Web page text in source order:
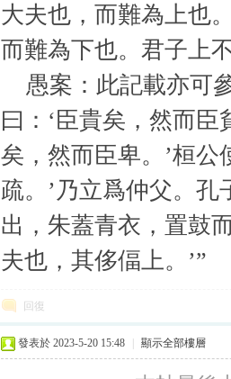
大夫也，而難為上也
而難為下也。君子上
愚案：此記載亦可
曰：‘臣貴矣，然而臣
矣，然而臣卑。’桓公
疏。’乃立爲仲父。孔
出，朱蓋青衣，置鼓
夫也，其侈偪上。’”
回復
發表於 2023-5-20 15:48 顯示全部樓層